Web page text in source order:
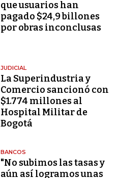
que usuarios han
pagado $24,9 billones
por obras inconclusas
JUDICIAL
La Superindustria y
Comercio sancionó con
$1.774 millones al
Hospital Militar de
Bogotá
BANCOS
"No subimos las tasas y
aún así logramos unas